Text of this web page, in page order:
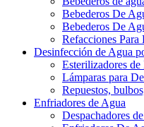
Bebederos De
Bebederos De
Refacciones Para
Desinfección de Agua
Esterilizadores
Lámparas para
Repuestos,
Enfriadores de Agua
Despachadores